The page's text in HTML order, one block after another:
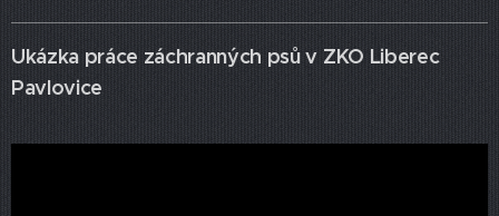
Ukázka práce záchranných psů v ZKO Liberec
Pavlovice